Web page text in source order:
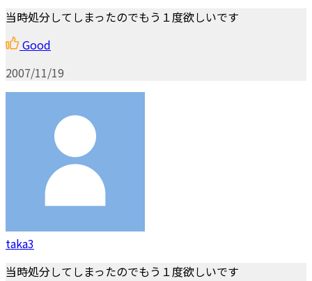
当時処分してしまったのでもう１度欲しいです
Good
2007/11/19
taka3
当時処分してしまったのでもう１度欲しいです